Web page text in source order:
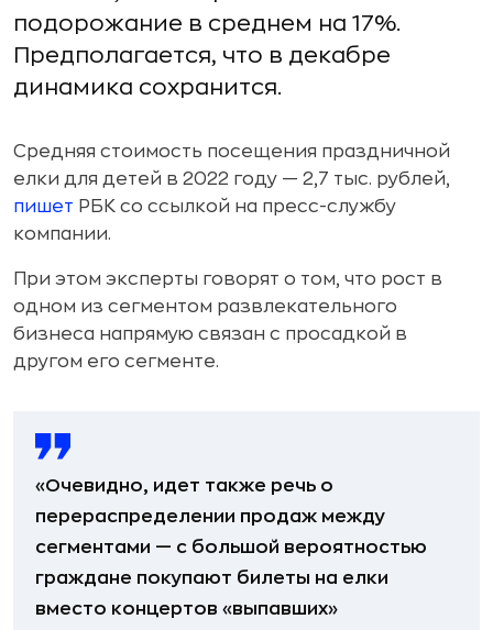
подорожание в среднем на 17%.
Предполагается, что в декабре
динамика сохранитcя.
Средняя стоимость посещения праздничной
елки для детей в 2022 году — 2,7 тыс. рублей,
пишет РБК со ссылкой на пресс-службу
компании.
При этом эксперты говорят о том, что рост в
одном из сегментом развлекательного
бизнеса напрямую связан с просадкой в
другом его сегменте.
«Очевидно, идет также речь о
перераспределении продаж между
сегментами — с большой вероятностью
граждане покупают билеты на елки
вместо концертов «выпавших»